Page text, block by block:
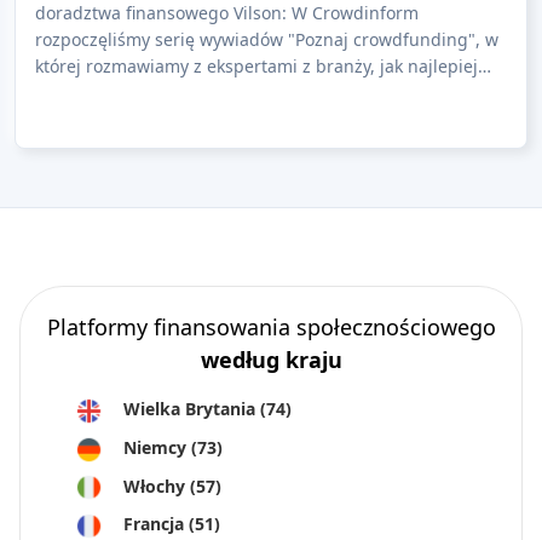
doradztwa finansowego Vilson: W Crowdinform
rozpoczęliśmy serię wywiadów "Poznaj crowdfunding", w
której rozmawiamy z ekspertami z branży, jak najlepiej
Platformy finansowania społecznościowego
według kraju
Wielka Brytania (74)
Niemcy (73)
Włochy (57)
Francja (51)